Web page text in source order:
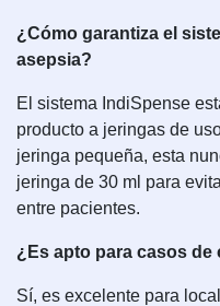
¿Cómo garantiza el
asepsia?
El sistema IndiSpense
producto a jeringas de
jeringa pequeña, esta
jeringa de 30 ml para
entre pacientes.
¿Es apto para casos
Sí, es excelente para